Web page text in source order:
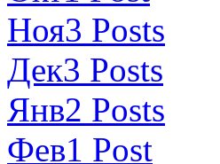
Ноя3 Posts
Дек3 Posts
Янв2 Posts
Фев1 Post